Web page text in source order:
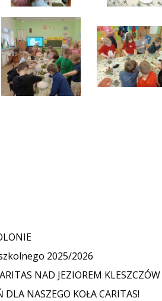
2025/2026
NAD JEZIOREM KLESZCZÓW
DLA NASZEGO KOŁA CARITAS!